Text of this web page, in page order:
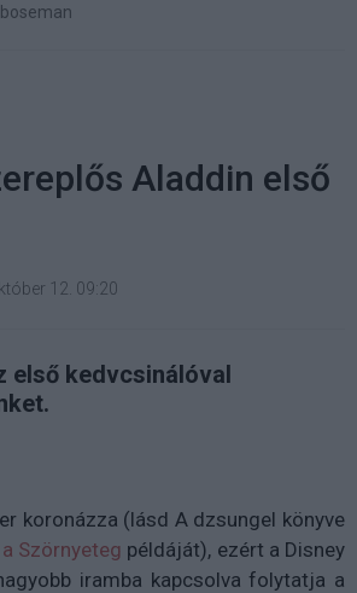
Aladdin első
12. 09:20
első kedvcsinálóval
koronázza (lásd A dzsungel könyve
Szörnyeteg példáját), ezért a Disney
iramba kapcsolva folytatja a